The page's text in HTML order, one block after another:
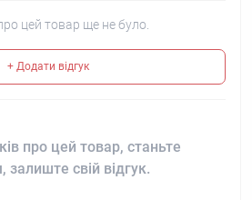
цей товар ще не було.
+ Додати відгук
про цей товар, станьте
свій відгук.